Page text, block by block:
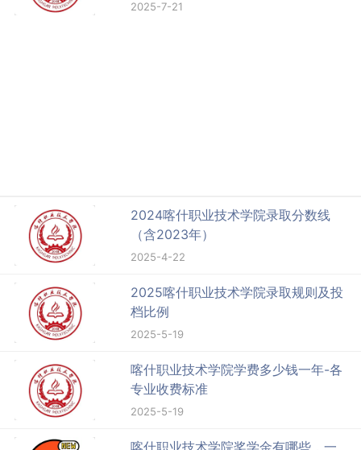
2025-7-21
2024喀什职业技术学院录取分数线
（含2023年）
2025-4-22
2025喀什职业技术学院录取规则及投
档比例
2025-5-19
喀什职业技术学院学费多少钱一年-各
专业收费标准
2025-5-19